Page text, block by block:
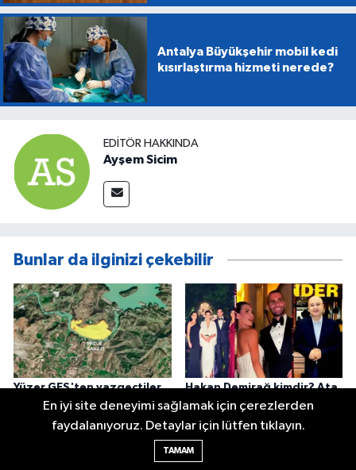
Antalya Büyükşehir mobil kedi
kısırlaştırma hizmeti nerede?
EDITÖR HAKKINDA
Ayşem Sicim
Bunlar da ilginizi çekebilir
Yüzer GES'ten vazgeçtiler,
bu kez karadan geliyorlar:
Manavgat Barajı yakınında
GES projesi
Hakan Demirağ kimdir? Ata
ve Kaan Demirağ kimdir,
servetleri ne kadar?
En iyi site deneyimi sağlamak için çerezlerden
faydalanıyoruz. Detaylar için lütfen tıklayın.
TAMAM